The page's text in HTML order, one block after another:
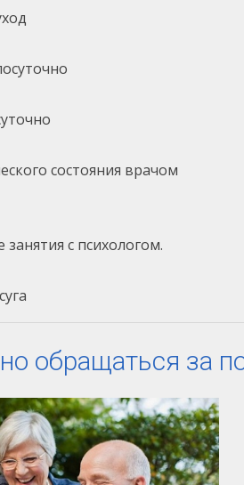
состояния врачом
с психологом.
обращаться за